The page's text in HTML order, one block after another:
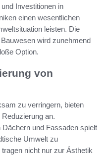
Investitionen in
einen wesentlichen
leisten. Die
wird zunehmend
Option.
von
zu verringern, bieten
an.
und Fassaden spielt
Umwelt zu
nicht nur zur Ästhetik